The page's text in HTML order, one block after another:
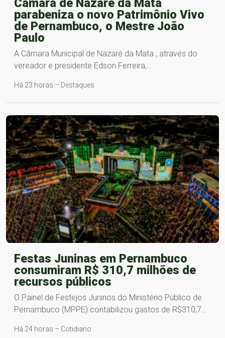
parabeniza o novo Patrimônio Vivo
de Pernambuco, o Mestre João
Paulo
A Câmara Municipal de Nazaré da Mata , através do
vereador e presidente Edson Ferreira,…
Há 23 horas – Destaques
Festas Juninas em Pernambuco
consumiram R$ 310,7 milhões de
recursos públicos
O Painel de Festejos Juninos do Ministério Público de
Pernambuco (MPPE) contabilizou gastos de R$310,7…
Há 24 horas – Cotidiano